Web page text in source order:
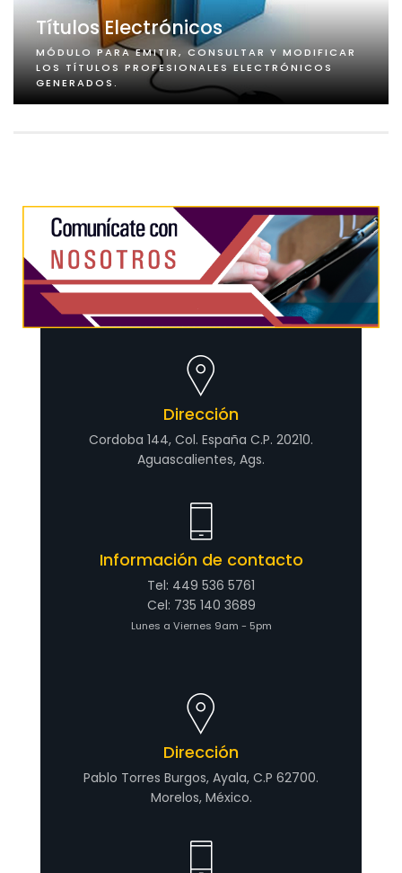
Títulos Electrónicos
MÓDULO PARA EMITIR, CONSULTAR Y MODIFICAR
LOS TÍTULOS PROFESIONALES ELECTRÓNICOS
GENERADOS.
Dirección
Cordoba 144, Col. España C.P. 20210.
Aguascalientes, Ags.
Información de contacto
Tel: 449 536 5761
Cel: 735 140 3689
Lunes a Viernes 9am - 5pm
Dirección
Pablo Torres Burgos, Ayala, C.P 62700.
Morelos, México.